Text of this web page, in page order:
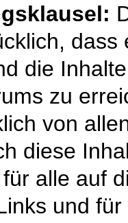
die
zu
von
diese
alle auf
und